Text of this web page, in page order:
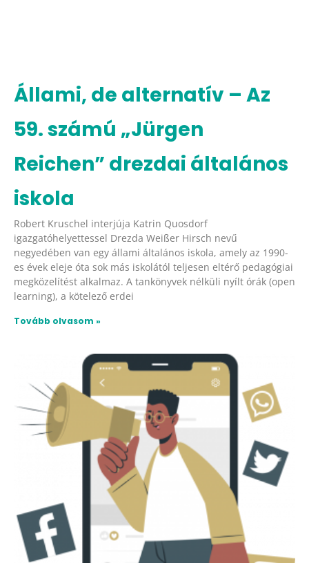
Állami, de alternatív – Az
59. számú „Jürgen
Reichen” drezdai általános
iskola
Robert Kruschel interjúja Katrin Quosdorf
igazgatóhelyettessel Drezda Weißer Hirsch nevű
negyedében van egy állami általános iskola, amely az 1990-
es évek eleje óta sok más iskolától teljesen eltérő pedagógiai
megközelítést alkalmaz. A tankönyvek nélküli nyílt órák (open
learning), a kötelező erdei
Tovább olvasom »